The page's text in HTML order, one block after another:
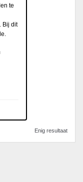
te
Bij dit
Enig resultaat